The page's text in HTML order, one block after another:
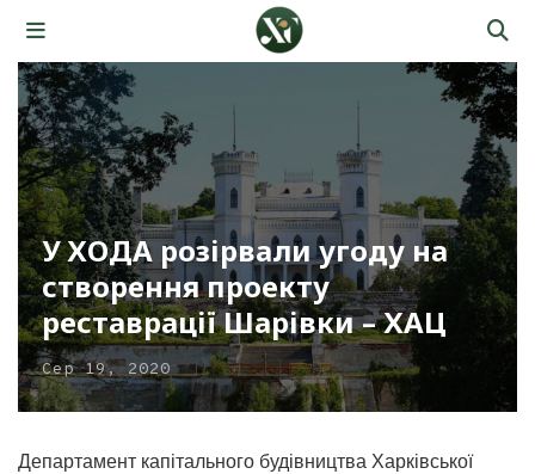
У ХОДА розірвали угоду на
створення проекту
реставрації Шарівки – ХАЦ
Сер 19, 2020
Департамент капітального будівництва Харківської